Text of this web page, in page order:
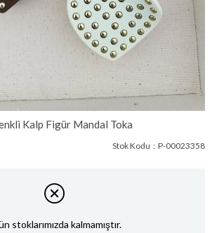
Kalp Figür Mandal Toka
Stok Kodu P-00023358
stoklarımızda kalmamıştır.